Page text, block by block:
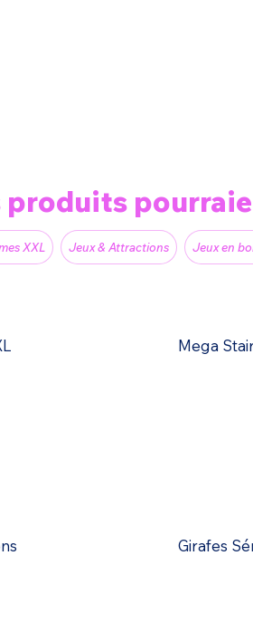
produits
XXL Jeux & Attractions Jeux en
Mega
Girafes